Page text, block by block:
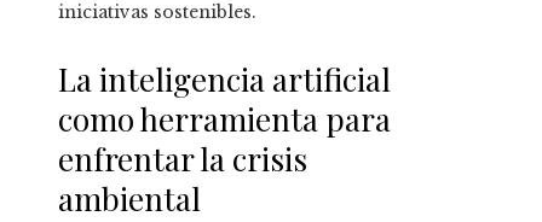
iniciativas sostenibles.
La inteligencia artificial
como herramienta para
enfrentar la crisis
ambiental